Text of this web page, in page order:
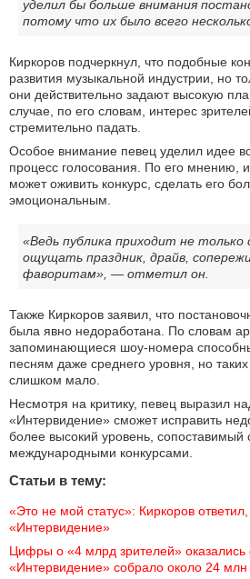
уделил бы больше внимания
потому что их было всего
Киркоров подчеркнул, что подобные
развития музыкальной индустрии, но
они действительно задают высокую
случае, по его словам, интерес
стремительно падать.
Особое внимание певец уделил идее
процесс голосования. По его мнению,
может оживить конкурс, сделать его
эмоциональным.
«Ведь публика приходит не
ощущать праздник, драйв,
фаворитам», — отметил он.
Также Киркоров заявил, что
была явно недоработана. По словам
запоминающиеся шоу-номера
песням даже среднего уровня, но
слишком мало.
Несмотря на критику, певец выразил
«Интервидение» сможет исправить
более высокий уровень, сопоставимый
международными конкурсами.
Статьи в тему:
«Это не мой статус»: Киркоров
«Интервидение»
Цифры о «4 млрд зрителей»
«Интервидение» собрало около 24